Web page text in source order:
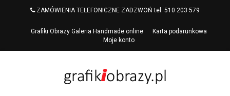
ZAMÓWIENIA TELEFONICZNE ZADZWOŃ tel. 510 203 579
Grafiki Obrazy Galeria Handmade online
Karta podarunkowa
Moje konto